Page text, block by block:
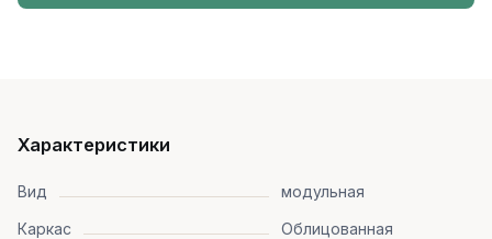
Характеристики
Вид
модульная
Каркас
Облицованная